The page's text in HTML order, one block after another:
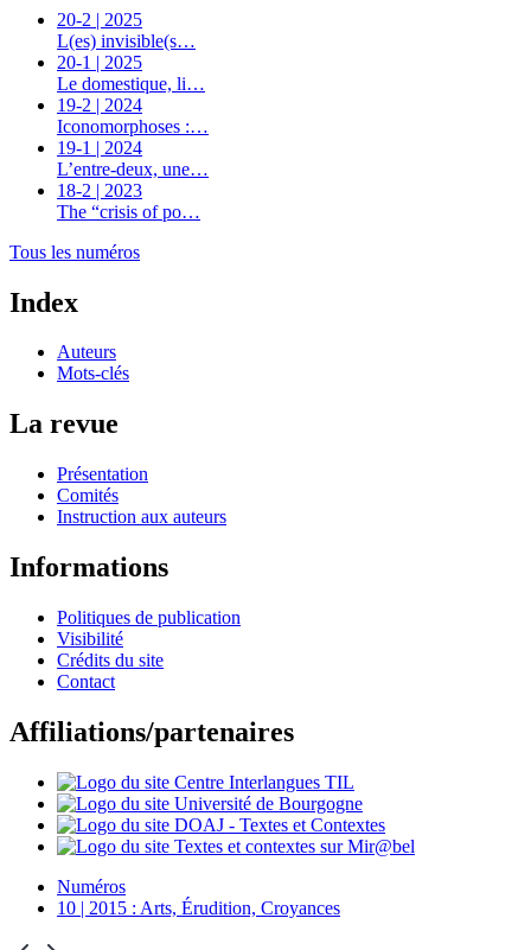
20-2 | 2025
L(es) invisible(s…
20-1 | 2025
Le domestique, li…
19-2 | 2024
Iconomorphoses :…
19-1 | 2024
L’entre-deux, une…
18-2 | 2023
The “crisis of po…
Tous les numéros
Index
Auteurs
Mots-clés
La revue
Présentation
Comités
Instruction aux auteurs
Informations
Politiques de publication
Visibilité
Crédits du site
Contact
Affiliations/partenaires
Numéros
10 | 2015 : Arts, Érudition, Croyances